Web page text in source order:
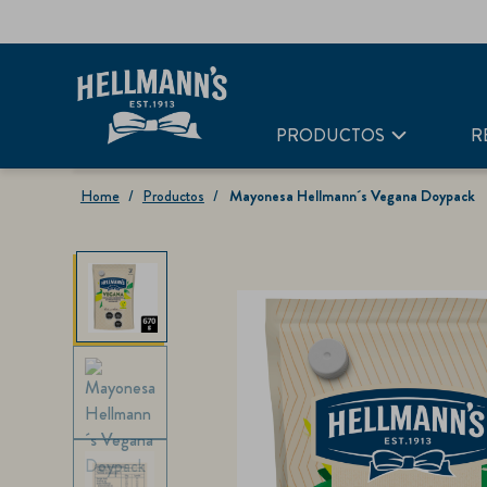
PRODUCTOS
Home Productos Mayonesa Hellmann´s Vegana Doypack